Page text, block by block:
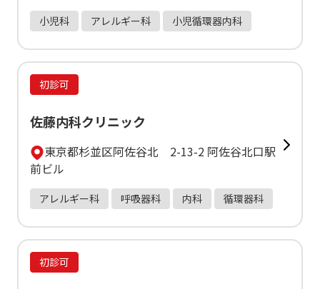
小児科 アレルギー科 小児循環器内科
初診可
佐藤内科クリニック
東京都杉並区阿佐谷北 2-13-2 阿佐谷北口駅
前ビル
アレルギー科 呼吸器科 内科 循環器科
初診可